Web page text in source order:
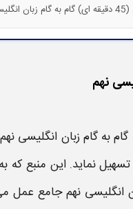
نهم
​نهم
گام به گام زبان انگلیسی ​نهم
تسهیل نماید. این منبع که
انگلیسی ​نهمجامع عمل می